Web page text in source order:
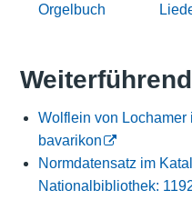
Orgelbuch
Wolflein von Lochamer
bavarikon
Normdatensatz im
Nationalbibliothek: